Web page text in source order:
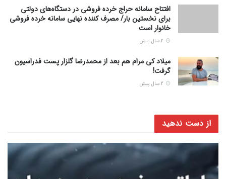
افتتاح سامانه حراج خرده فروشی در دستگاه‌های دولتی
برای نخستین بار/ مصرف کننده نهایی سامانه خرده فروشی
خانوار است
میلاد کی مرام هم بعد از محمدرضا گلزار پست فدراسیون
گرفت!
از دست ندهید